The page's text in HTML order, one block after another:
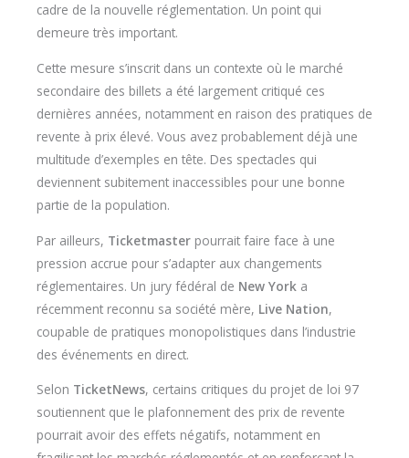
cadre de la nouvelle réglementation. Un point qui
demeure très important.
Cette mesure s’inscrit dans un contexte où le marché
secondaire des billets a été largement critiqué ces
dernières années, notamment en raison des pratiques de
revente à prix élevé. Vous avez probablement déjà une
multitude d’exemples en tête. Des spectacles qui
deviennent subitement inaccessibles pour une bonne
partie de la population.
Par ailleurs, Ticketmaster pourrait faire face à une
pression accrue pour s’adapter aux changements
réglementaires. Un jury fédéral de New York a
récemment reconnu sa société mère, Live Nation,
coupable de pratiques monopolistiques dans l’industrie
des événements en direct.
Selon TicketNews, certains critiques du projet de loi 97
soutiennent que le plafonnement des prix de revente
pourrait avoir des effets négatifs, notamment en